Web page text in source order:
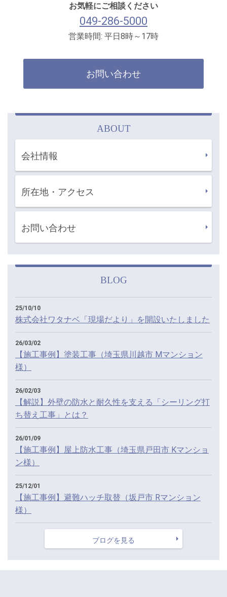
お気軽にご相談ください
049-286-5000
営業時間: 平日8時～17時
お問い合わせ
ABOUT
会社情報
所在地・アクセス
お問い合わせ
BLOG
25/10/10
株式会社ワタナベ「現場だより」を開設いたしました
26/03/02
【施工事例】塗装工事（埼玉県川越市 Mマンション
様）
26/02/03
【解説】外壁の防水と耐久性を支える「シーリング打
ち替え工事」とは？
26/01/09
【施工事例】屋上防水工事（埼玉県戸田市 Kマンショ
ン様）
25/12/01
【施工事例】避難ハッチ取替（坂戸市 Rマンション
様）
ブログを見る